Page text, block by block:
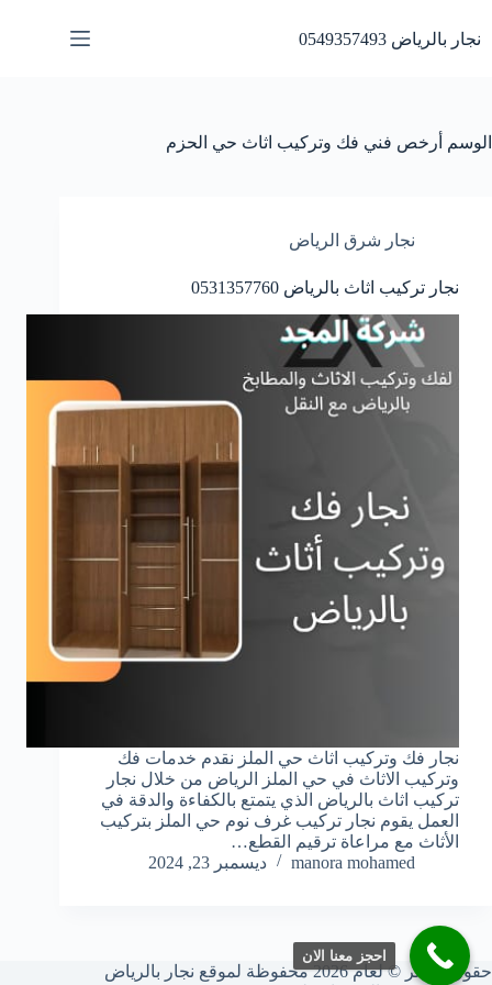
المحتوى
نجار بالرياض 0549357493
الوسم أرخص فني فك وتركيب اثاث حي الحزم
نجار شرق الرياض
نجار تركيب اثاث بالرياض 0531357760
نجار فك وتركيب اثاث حي الملز نقدم خدمات فك
وتركيب الاثاث في حي الملز الرياض من خلال نجار
تركيب اثاث بالرياض الذي يتمتع بالكفاءة والدقة في
العمل يقوم نجار تركيب غرف نوم حي الملز بتركيب
الأثاث مع مراعاة ترقيم القطع…
manora mohamed
ديسمبر 23, 2024
حقوق النشر © لعام 2026 محفوظة لموقع نجار بالرياض
احجز معنا الان